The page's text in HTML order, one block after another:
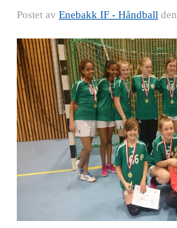
Postet av Enebakk IF - Håndball den